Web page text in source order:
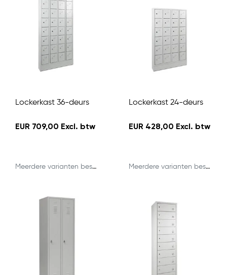
Lockerkast 36-deurs
EUR 709,00 Excl. btw
Meerdere varianten beschikbaar
Lockerkast 24-deurs
EUR 428,00 Excl. btw
Meerdere varianten beschikbaar